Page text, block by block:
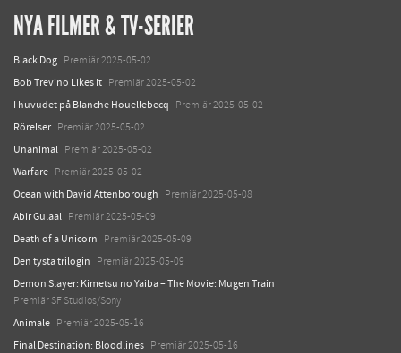
NYA FILMER & TV-SERIER
Black Dog Premiär 2025-05-02
Bob Trevino Likes It Premiär 2025-05-02
I huvudet på Blanche Houellebecq Premiär 2025-05-02
Rörelser Premiär 2025-05-02
Unanimal Premiär 2025-05-02
Warfare Premiär 2025-05-02
Ocean with David Attenborough Premiär 2025-05-08
Abir Gulaal Premiär 2025-05-09
Death of a Unicorn Premiär 2025-05-09
Den tysta trilogin Premiär 2025-05-09
Demon Slayer: Kimetsu no Yaiba – The Movie: Mugen Train
Premiär SF Studios/Sony
Animale Premiär 2025-05-16
Final Destination: Bloodlines Premiär 2025-05-16